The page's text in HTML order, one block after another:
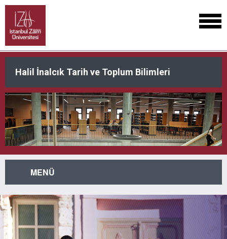
Halil İnalcık Tarih ve Toplum Bilimleri
MENÜ